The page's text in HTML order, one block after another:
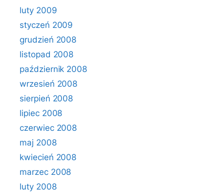
luty 2009
styczeń 2009
grudzień 2008
listopad 2008
październik 2008
wrzesień 2008
sierpień 2008
lipiec 2008
czerwiec 2008
maj 2008
kwiecień 2008
marzec 2008
luty 2008